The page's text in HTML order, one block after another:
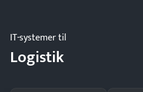
IT-systemer til
Logistik